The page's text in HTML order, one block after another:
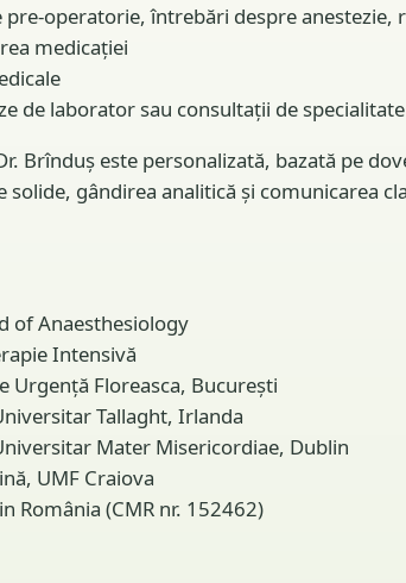
operatorie, întrebări despre anestezie,
medicației
de laborator sau consultații de specialitate
Brînduș este personalizată, bazată pe
solide, gândirea analitică și comunicarea
of Anaesthesiology
Intensivă
Urgență Floreasca, București
Tallaght, Irlanda
Mater Misericordiae, Dublin
UMF Craiova
România (CMR nr. 152462)